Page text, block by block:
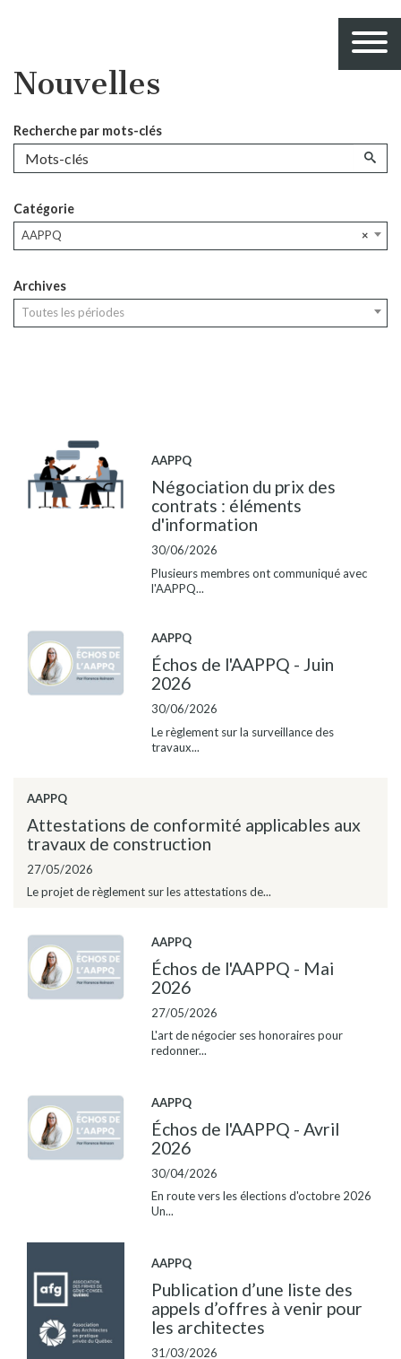
Nouvelles
Recherche par mots-clés
Catégorie
×
AAPPQ
Archives
Toutes les périodes
AAPPQ
Négociation du prix des
contrats : éléments
d'information
30/06/2026
Plusieurs membres ont communiqué avec
l'AAPPQ...
AAPPQ
Échos de l'AAPPQ - Juin
2026
30/06/2026
Le règlement sur la surveillance des
travaux...
AAPPQ
Attestations de conformité applicables aux
travaux de construction
27/05/2026
Le projet de règlement sur les attestations de...
AAPPQ
Échos de l'AAPPQ - Mai
2026
27/05/2026
L'art de négocier ses honoraires pour
redonner...
AAPPQ
Échos de l'AAPPQ - Avril
2026
30/04/2026
En route vers les élections d'octobre 2026
Un...
AAPPQ
Publication d’une liste des
appels d’offres à venir pour
les architectes
31/03/2026